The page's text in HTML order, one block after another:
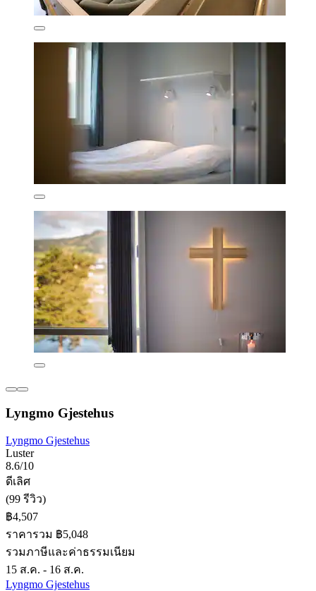
Lyngmo Gjestehus
Lyngmo Gjestehus
Luster
8.6/10
ดีเลิศ
(99 รีวิว)
฿4,507
ราคารวม ฿5,048
รวมภาษีและค่าธรรมเนียม
15 ส.ค. - 16 ส.ค.
Lyngmo Gjestehus